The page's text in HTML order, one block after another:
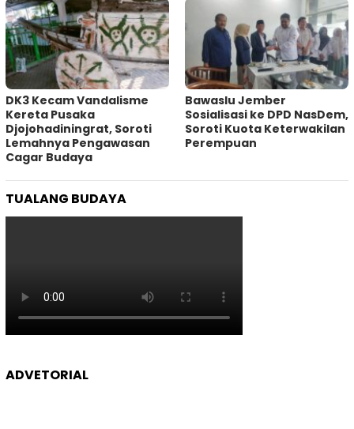
DK3 Kecam Vandalisme
Kereta Pusaka
Djojohadiningrat, Soroti
Lemahnya Pengawasan
Cagar Budaya
Bawaslu Jember
Sosialisasi ke DPD NasDem,
Soroti Kuota Keterwakilan
Perempuan
TUALANG BUDAYA
ADVETORIAL